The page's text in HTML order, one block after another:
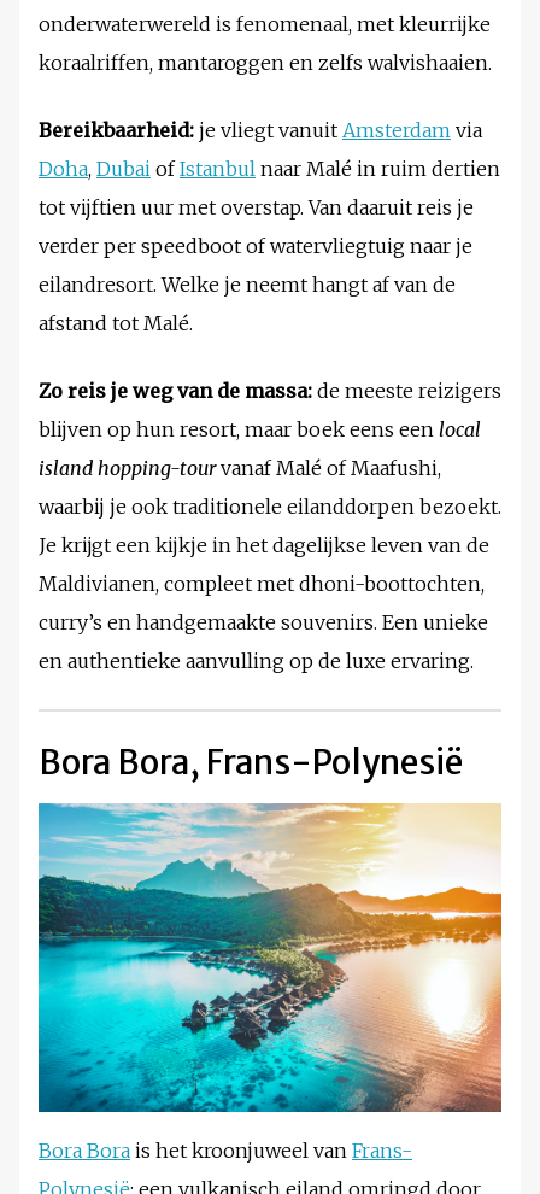
onderwaterwereld is fenomenaal, met kleurrijke
koraalriffen, mantaroggen en zelfs walvishaaien.
Bereikbaarheid: je vliegt vanuit Amsterdam via
Doha, Dubai ofIstanbul naar Malé in ruim dertien
tot vijftien uur met overstap. Van daaruit reis je
verder per speedboot of watervliegtuig naar je
eilandresort. Welke je neemt hangt af van de
afstand tot Malé.
Zo reis je weg van de massa: de meeste reizigers
blijven op hun resort, maar boek eens een local
island hopping-tourvanaf Malé of Maafushi,
waarbij je ook traditionele eilanddorpen bezoekt.
Je krijgt een kijkje in het dagelijkse leven van de
Maldivianen, compleet met dhoni-boottochten,
curry’s en handgemaakte souvenirs. Een unieke
en authentieke aanvulling op de luxe ervaring.
Bora Bora, Frans-Polynesië
Bora Bora is het kroonjuweel van Frans-